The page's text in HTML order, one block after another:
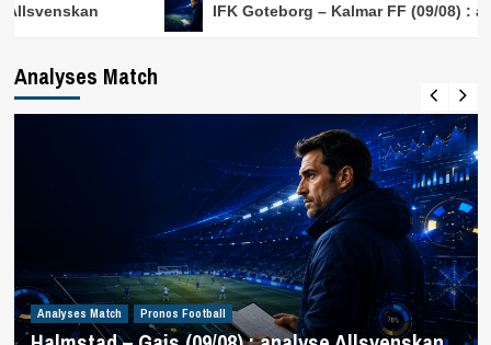
IFK Goteborg – Kalmar FF (09/08) : analyse
Analyses Match
Analyses Match Pronos Football